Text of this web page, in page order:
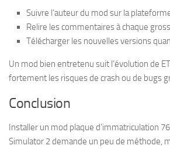
Suivre l’auteur du mod sur la
Relire les commentaires à chaque
Télécharger les nouvelles versions
Un mod bien entretenu suit l’évolution de
fortement les risques de crash ou de bugs
Conclusion
Installer un mod plaque d’immatriculation
Simulator 2 demande un peu de méthode,